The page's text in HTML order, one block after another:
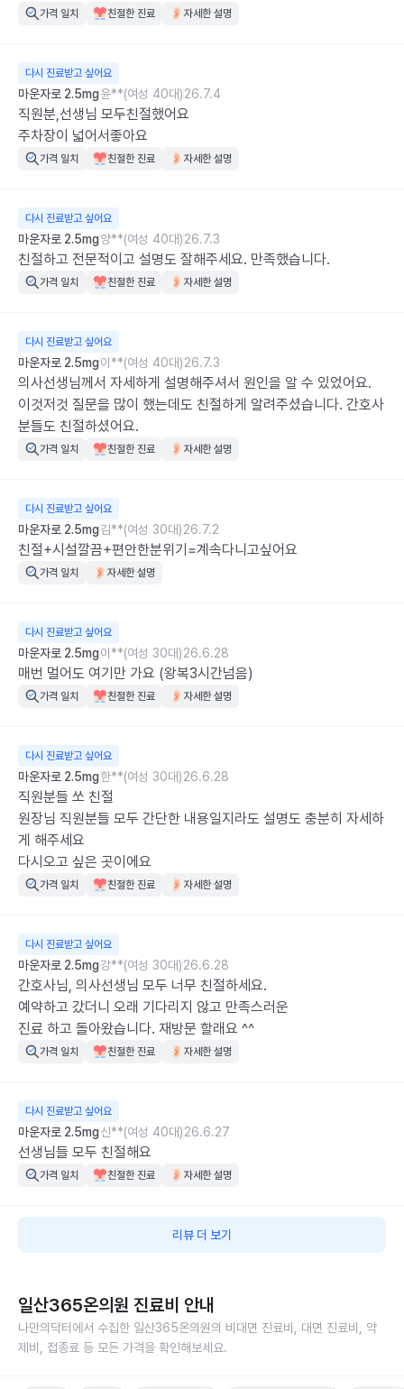
가격 일치 친절한 진료 자세한 설명
다시 진료받고 싶어요
마운자로 2.5mg윤**(여성 40대)26.7.4
직원분,선생님 모두친절했어요
주차장이 넓어서좋아요
가격 일치 친절한 진료 자세한 설명
다시 진료받고 싶어요
마운자로 2.5mg양**(여성 40대)26.7.3
친절하고 전문적이고 설명도 잘해주세요. 만족했습니다.
가격 일치 친절한 진료 자세한 설명
다시 진료받고 싶어요
마운자로 2.5mg이**(여성 40대)26.7.3
의사선생님께서 자세하게 설명해주셔서 원인을 알 수 있었어요.
이것저것 질문을 많이 했는데도 친절하게 알려주셨습니다. 간호사
분들도 친절하셨어요.
가격 일치 친절한 진료 자세한 설명
다시 진료받고 싶어요
마운자로 2.5mg김**(여성 30대)26.7.2
친절+시설깔끔+편안한분위기=계속다니고싶어요
가격 일치 자세한 설명
다시 진료받고 싶어요
마운자로 2.5mg이**(여성 30대)26.6.28
매번 멀어도 여기만 가요 (왕복3시간넘음)
가격 일치 친절한 진료 자세한 설명
다시 진료받고 싶어요
마운자로 2.5mg한**(여성 30대)26.6.28
직원분들 쏘 친절
원장님 직원분들 모두 간단한 내용일지라도 설명도 충분히 자세하
게 해주세요
다시오고 싶은 곳이에요
가격 일치 친절한 진료 자세한 설명
다시 진료받고 싶어요
마운자로 2.5mg강**(여성 30대)26.6.28
간호사님, 의사선생님 모두 너무 친절하세요.
예약하고 갔더니 오래 기다리지 않고 만족스러운
진료 하고 돌아왔습니다. 재방문 할래요 ^^
가격 일치 친절한 진료 자세한 설명
다시 진료받고 싶어요
마운자로 2.5mg신**(여성 40대)26.6.27
선생님들 모두 친절해요
가격 일치 친절한 진료 자세한 설명
리뷰 더 보기
일산365온의원 진료비 안내
나만의닥터에서 수집한 일산365온의원의 비대면 진료비, 대면 진료비, 약
제비, 접종료 등 모든 가격을 확인해보세요.